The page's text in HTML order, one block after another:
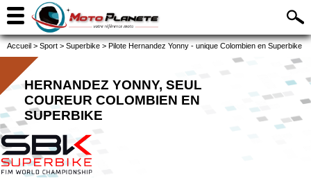
Accueil > Sport > Superbike > Pilote Hernandez Yonny - unique Colombien en Superbike
HERNANDEZ YONNY, SEUL
COUREUR COLOMBIEN EN
SUPERBIKE